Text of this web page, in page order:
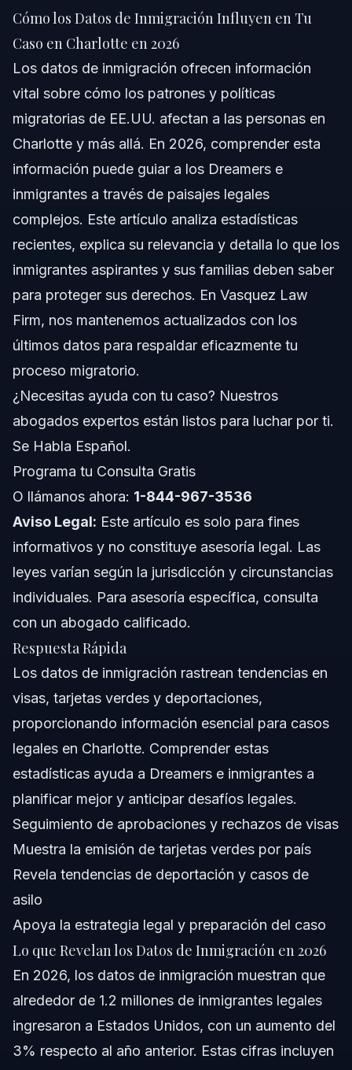
Caso en Charlotte en 2026
Respuesta Rápida
Lo que Revelan los Datos de Inmigración en 2026
Datos sobre Deportaciones y Solicitudes de Asilo
Visualizando Tendencias con Infografías
Paso a paso: Cómo Usar los Datos de Inmigración
para tu Caso
Por Qué Importan los Datos en la Presentación del Caso
Trabajando con Vasquez Law Firm
Lista Esencial de Documentos
Cronograma: Procesamiento de Casos
Migratorios en 2026
Errores Comunes a Evitar con los Datos de
Inmigración
Notas sobre Jurisdicción para Casos en Carolina
Notas para Carolina del Norte
Notas para Florida
Conceptos a Nivel Nacional (general, las reglas varían)
Cuándo Llamar a un Abogado para Ayuda
Migratoria
Acerca de Vasquez Law Firm
Confianza y Experiencia del Abogado
Preguntas Frecuentes
¿Cuáles son las estadísticas de inmigración hoy?
¿Qué país tiene la tasa de inmigración más alta a
¿Qué datos hay sobre inmigración?
¿Cómo afectan los datos de inmigración a mi caso?
¿Dónde puedo encontrar datos actualizados de
inmigración?
¿Pueden los datos de inmigración afectar las
solicitudes de Dreamers?
¿Con qué frecuencia se actualizan los datos de
inmigración?
Cómo los Datos de Inmigración Influyen en Tu
Caso en Charlotte en 2026
Los datos de inmigración ofrecen información
vital sobre cómo los patrones y políticas
migratorias de EE.UU. afectan a las personas en
Charlotte y más allá. En 2026, comprender esta
información puede guiar a los Dreamers e
inmigrantes a través de paisajes legales
complejos. Este artículo analiza estadísticas
recientes, explica su relevancia y detalla lo que los
inmigrantes aspirantes y sus familias deben saber
para proteger sus derechos. En Vasquez Law
Firm, nos mantenemos actualizados con los
últimos datos para respaldar eficazmente tu
proceso migratorio.
¿Necesitas ayuda con tu caso? Nuestros
abogados expertos están listos para luchar por ti.
Se Habla Español.
Programa tu Consulta Gratis
O llámanos ahora: 1-844-967-3536
Aviso Legal: Este artículo es solo para fines
informativos y no constituye asesoría legal. Las
leyes varían según la jurisdicción y circunstancias
individuales. Para asesoría específica, consulta
con un abogado calificado.
Respuesta Rápida
Los datos de inmigración rastrean tendencias en
visas, tarjetas verdes y deportaciones,
proporcionando información esencial para casos
legales en Charlotte. Comprender estas
estadísticas ayuda a Dreamers e inmigrantes a
planificar mejor y anticipar desafíos legales.
Seguimiento de aprobaciones y rechazos de visas
Muestra la emisión de tarjetas verdes por país
Revela tendencias de deportación y casos de
asilo
Apoya la estrategia legal y preparación del caso
Lo que Revelan los Datos de Inmigración en 2026
En 2026, los datos de inmigración muestran que
alrededor de 1.2 millones de inmigrantes legales
ingresaron a Estados Unidos, con un aumento del
3% respecto al año anterior. Estas cifras incluyen